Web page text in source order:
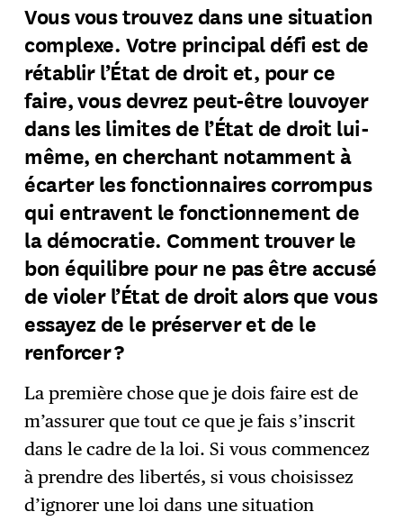
Vous vous trouvez dans une situation
complexe. Votre principal défi est de
rétablir l’État de droit et, pour ce
faire, vous devrez peut-être louvoyer
dans les limites de l’État de droit lui-
même, en cherchant notamment à
écarter les fonctionnaires corrompus
qui entravent le fonctionnement de
la démocratie. Comment trouver le
bon équilibre pour ne pas être accusé
de violer l’État de droit alors que vous
essayez de le préserver et de le
renforcer ?
La première chose que je dois faire est de
m’assurer que tout ce que je fais s’inscrit
dans le cadre de la loi. Si vous commencez
à prendre des libertés, si vous choisissez
d’ignorer une loi dans une situation